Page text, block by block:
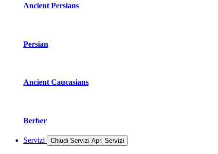
Ancient Persians
Persian
Ancient Caucasians
Berber
Servizi Chiudi Servizi Apri Servizi